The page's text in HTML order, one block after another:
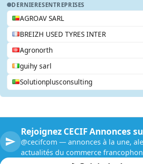
DERNIERESENTREPRISES
AGROAV SARL
BREIZH USED TYRES INTER
Agronorth
guihy sarl
Solutionplusconsulting
Rejoignez CECIF Annonces
@cecifcom — annonces à la une,
actualités du commerce